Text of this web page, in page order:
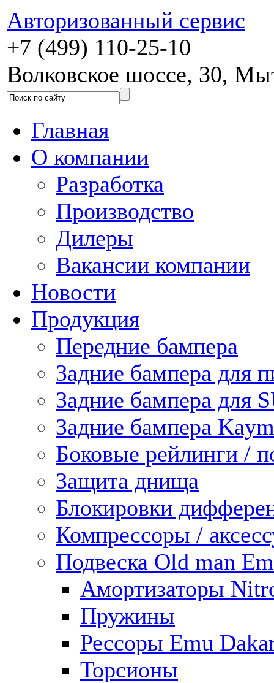
Авторизованный сервис
+7 (499) 110-25-10
Волковское шоссе, 30,
Главная
О компании
Разработка
Производство
Дилеры
Вакансии компании
Новости
Продукция
Передние бампера
Задние бампера для
Задние бампера для
Задние бампера
Боковые рейлинги /
Защита днища
Блокировки
Компрессоры /
Подвеска Old man
Амортизаторы
Пружины
Рессоры Emu
Торсионы